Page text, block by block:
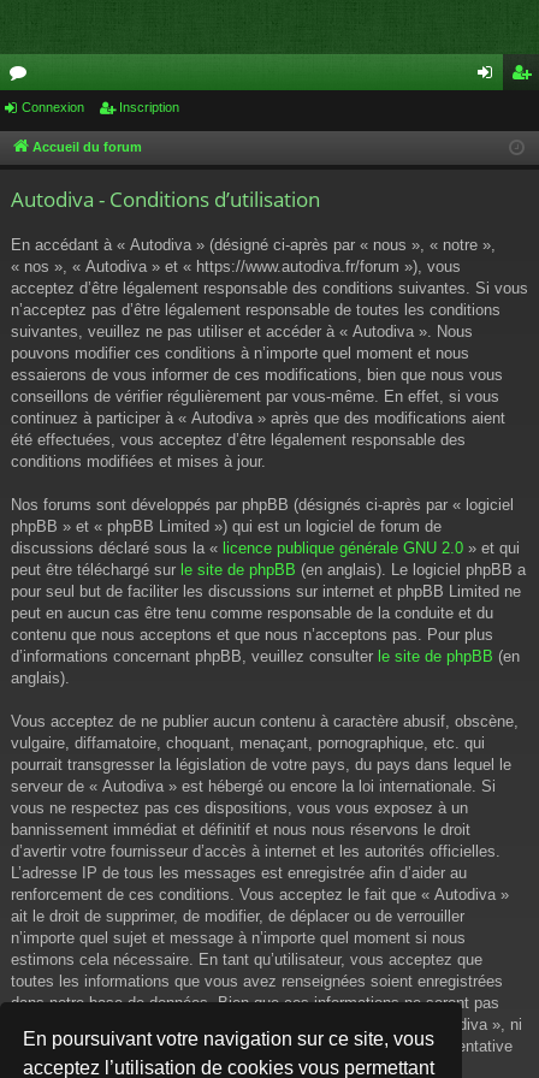
En poursuivant votre navigation sur ce site, vous
acceptez l’utilisation de cookies vous permettant
or
u cri
Connexion Inscription
Accueil du forum
Autodiva - Conditions d’utilisation
En accédant à « Autodiva » (désigné ci-après par « nous », « notre »,
« nos », « Autodiva » et « https://www.autodiva.fr/forum »), vous
acceptez d’être légalement responsable des conditions suivantes. Si vous
n’acceptez pas d’être légalement responsable de toutes les conditions
suivantes, veuillez ne pas utiliser et accéder à « Autodiva ». Nous
pouvons modifier ces conditions à n’importe quel moment et nous
essaierons de vous informer de ces modifications, bien que nous vous
conseillons de vérifier régulièrement par vous-même. En effet, si vous
continuez à participer à « Autodiva » après que des modifications aient
été effectuées, vous acceptez d’être légalement responsable des
conditions modifiées et mises à jour.
Nos forums sont développés par phpBB (désignés ci-après par « logiciel
phpBB » et « phpBB Limited ») qui est un logiciel de forum de
discussions déclaré sous la « licence publique générale GNU 2.0 » et qui
peut être téléchargé sur le site de phpBB (en anglais). Le logiciel phpBB a
pour seul but de faciliter les discussions sur internet et phpBB Limited ne
peut en aucun cas être tenu comme responsable de la conduite et du
contenu que nous acceptons et que nous n’acceptons pas. Pour plus
d’informations concernant phpBB, veuillez consulter le site de phpBB (en
anglais).
Vous acceptez de ne publier aucun contenu à caractère abusif, obscène,
vulgaire, diffamatoire, choquant, menaçant, pornographique, etc. qui
pourrait transgresser la législation de votre pays, du pays dans lequel le
serveur de « Autodiva » est hébergé ou encore la loi internationale. Si
vous ne respectez pas ces dispositions, vous vous exposez à un
bannissement immédiat et définitif et nous nous réservons le droit
d’avertir votre fournisseur d’accès à internet et les autorités officielles.
L’adresse IP de tous les messages est enregistrée afin d’aider au
renforcement de ces conditions. Vous acceptez le fait que « Autodiva »
ait le droit de supprimer, de modifier, de déplacer ou de verrouiller
n’importe quel sujet et message à n’importe quel moment si nous
estimons cela nécessaire. En tant qu’utilisateur, vous acceptez que
toutes les informations que vous avez renseignées soient enregistrées
dans notre base de données. Bien que ces informations ne seront pas
diffusées à une tierce partie sans votre consentement, ni « Autodiva », ni
phpBB, ne pourront être tenus comme responsables en cas de tentative
de piratage informatique visant à compromettre vos données.